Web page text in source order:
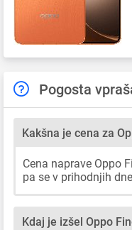
Pogosta
Kakšna je cena za
Cena naprave Oppo
pa se v prihodnjih
Kdaj je izšel Oppo